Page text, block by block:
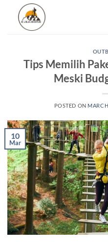
content
Tips Memilih
Meski
POSTED ON
10
Mar